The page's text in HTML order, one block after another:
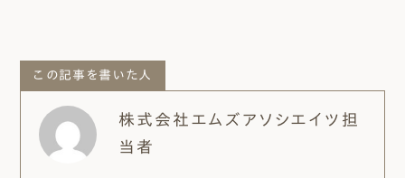
この記事を書いた人
株式会社エムズアソシエイツ担
当者